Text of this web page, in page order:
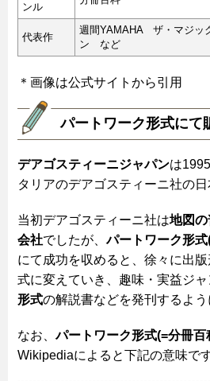
ンル
代表作
週間YAMAHA ザ・マジッ
ン など
＊画像は公式サイトから引用
パートワーク形式にて
デアゴスティーニジャパンは
タリアのデアゴスティーニ社の日
当初デアゴスティーニ社は地図
会社でしたが、パートワーク形
にて成功を収めると、徐々に出
式に変えていき、趣味・実益ジ
形式の解説書などを発刊するよう
なお、パートワーク形式(=分冊百
Wikipediaによると下記の意味です